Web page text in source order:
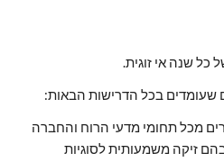
כל שנה אי זוגית.
שעומדים בכל הדרישות הבאות:
מכל תחומי מדעי הרוח והחברה
זיקה משמעותית לסוגיות